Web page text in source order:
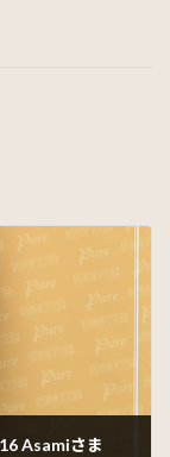
Asamiさま